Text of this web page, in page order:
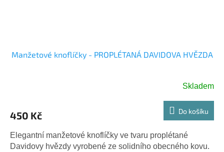
Manžetové knoflíčky - PROPLÉTANÁ DAVIDOVA HVĚZDA
Skladem
450 Kč Do košíku
Elegantní manžetové knoflíčky ve tvaru proplétané
Davidovy hvězdy vyrobené ze solidního obecného kovu.